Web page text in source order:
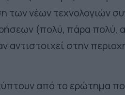
των νέων τεχνολογιών
(πολύ, πάρα πολύ,
αντιστοιχεί στην
από το ερώτημα